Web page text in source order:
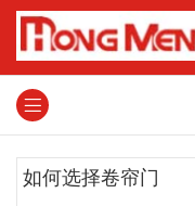
如何选择卷帘门